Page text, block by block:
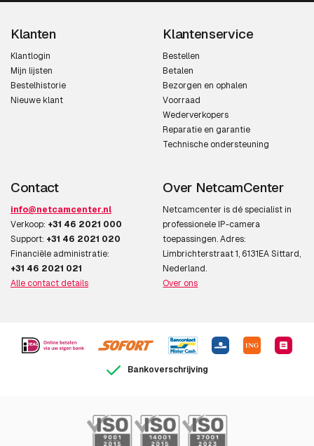
Klanten
Klantlogin
Mijn lijsten
Bestelhistorie
Nieuwe klant
Klantenservice
Bestellen
Betalen
Bezorgen en ophalen
Voorraad
Wederverkopers
Reparatie en garantie
Technische ondersteuning
Contact
info@netcamcenter.nl
Verkoop: +31 46 2021 000
Support: +31 46 2021 020
Financiële administratie:
+31 46 2021 021
Alle contact details
Over NetcamCenter
Netcamcenter is dé specialist in
professionele IP-camera
toepassingen. Adres:
Limbrichterstraat 1, 6131EA Sittard,
Nederland.
Over ons
Bankoverschrijving